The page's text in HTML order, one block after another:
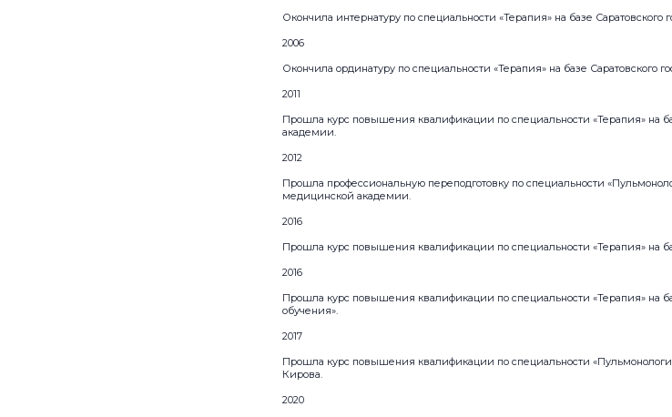
Окончила интернатуру по специальности «Терапия» на базе Саратовского
2006
Окончила ординатуру по специальности «Терапия» на базе Саратовского
2011
Прошла курс повышения квалификации по специальности «Терапия» на
академии.
2012
Прошла профессиональную переподготовку по специальности
медицинской академии.
2016
Прошла курс повышения квалификации по специальности «Терапия» на
2016
Прошла курс повышения квалификации по специальности «Терапия» на
обучения».
2017
Прошла курс повышения квалификации по специальности
Кирова.
2020